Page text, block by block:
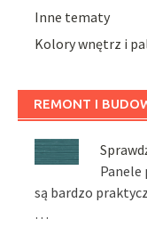
Inne tematy
Kolory wnętrz i
REMONT I
Panele
są bardzo
…